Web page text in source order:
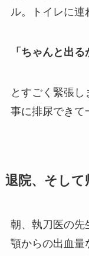
ル。トイレに連
「ちゃんと出
とすごく緊張
事に排尿できて
退院、そして
朝、執刀医の先
顎からの出血量